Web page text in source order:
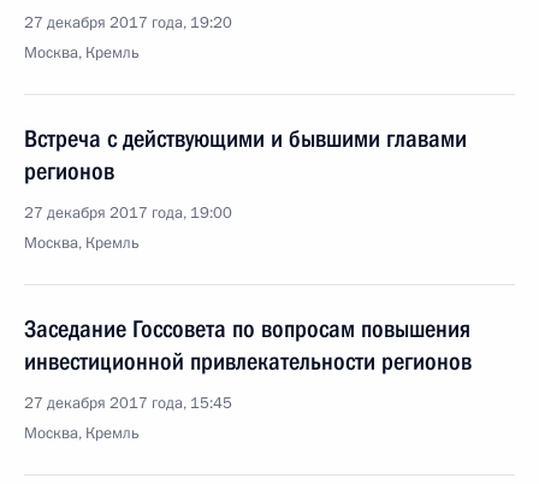
27 декабря 2017 года, 19:20
Москва, Кремль
Встреча с действующими и бывшими главами
регионов
27 декабря 2017 года, 19:00
Москва, Кремль
Заседание Госсовета по вопросам повышения
инвестиционной привлекательности регионов
27 декабря 2017 года, 15:45
Москва, Кремль